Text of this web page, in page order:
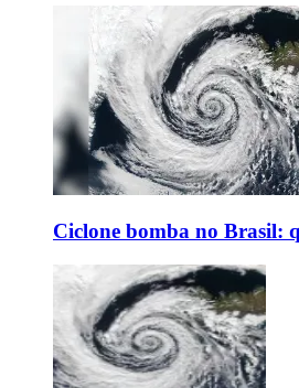
Ciclone bomba no Brasil: